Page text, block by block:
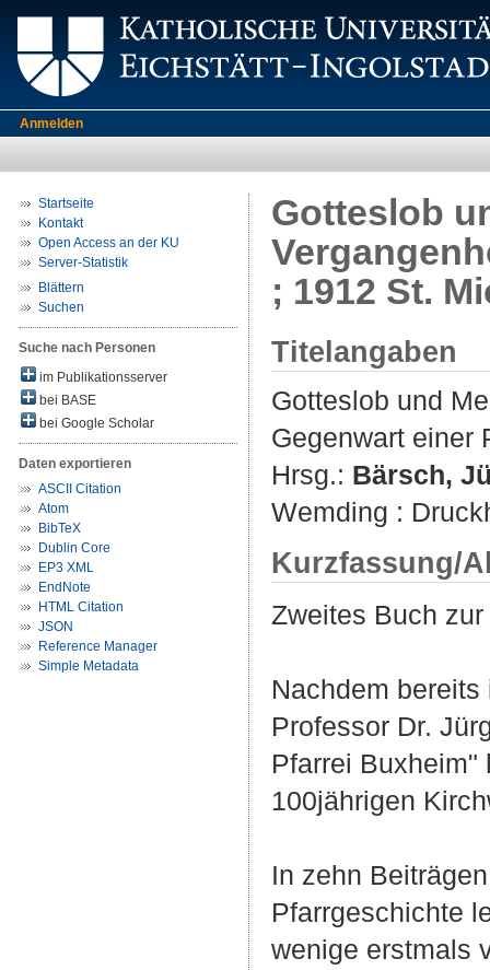
Anmelden
Startseite
Kontakt
Open Access an der KU
Server-Statistik
Blättern
Suchen
Suche nach Personen
im Publikationsserver
bei BASE
bei Google Scholar
Daten exportieren
ASCII Citation
Atom
BibTeX
Dublin Core
EP3 XML
EndNote
HTML Citation
JSON
Reference Manager
Simple Metadata
Gotteslob
; 1912 St.
Titelangaben
Gotteslob und
Gegenwart einer
Hrsg.: Bärsch,
Wemding :
Kurzfassung/
Zweites Buch
Nachdem
Professor Dr.
Pfarrei Buxheim"
100jährigen
In zehn
Pfarrgeschichte
wenige erstmals